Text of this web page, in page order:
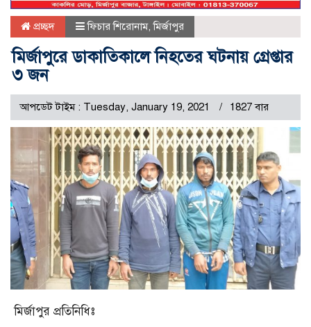
প্রচ্ছদ ফিচার শিরোনাম,মির্জাপুর
মির্জাপুরে ডাকাতিকালে নিহতের ঘটনায় গ্রেপ্তার
৩ জন
আপডেট টাইম : Tuesday, January 19, 2021 1827 বার
মির্জাপুর প্রতিনিধিঃ